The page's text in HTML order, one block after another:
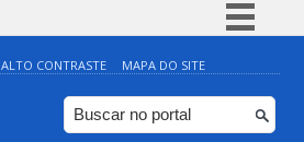
Simplifique!
Comunica BR
Participe
ALTO CONTRASTE MAPA DO SITE